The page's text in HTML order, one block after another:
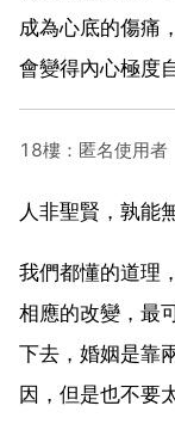
成為心底的傷痛
會變得內心極度
18樓：匿名使用者
人非聖賢，孰能
我們都懂的道理
相應的改變，最
下去，婚姻是靠
因，但是也不要